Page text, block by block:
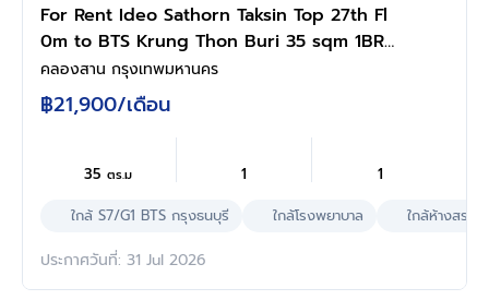
For Rent Ideo Sathorn Taksin Top 27th Fl
0m to BTS Krung Thon Buri 35 sqm 1BR
Bathtub Min 3 Months Lease Fully
Furnished 22k mo
คลองสาน กรุงเทพมหานคร
฿21,900/เดือน
35ตร.ม 1
1
ใกล้ S7/G1 BTS กรุงธนบุรี
ใกล้โรงพยาบาล ใกล้ห้างสรร
ประกาศวันที่: 31 Jul 2026